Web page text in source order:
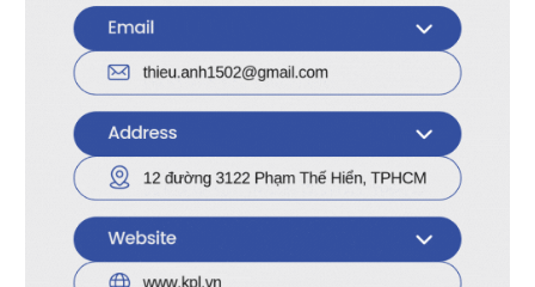
Số bit mỗi phần tử
Loại đầu vào
CMOS tiêu chuẩn
Loại đầu ra
3-State
Dòng đầu ra (High / Low)
±7.8mA
Điện áp hoạt động (Vcc)
2V ~ 6V
Bao gói vật lý
20-DIP (0.300″, 7.62mm)
Loại gắn